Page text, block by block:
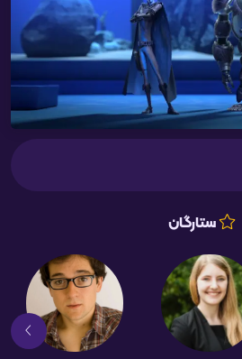
ستارگان